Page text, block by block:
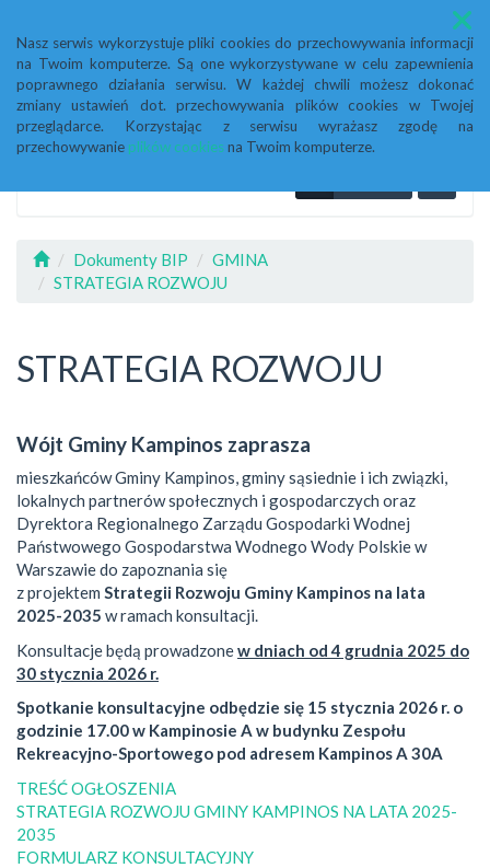
Nasz serwis wykorzystuje pliki cookies do przechowywania informacji
na Twoim komputerze. Są one wykorzystywane w celu zapewnienia
poprawnego działania serwisu. W każdej chwili możesz dokonać
zmiany ustawień dot. przechowywania plików cookies w Twojej
przeglądarce. Korzystając z serwisu wyrażasz zgodę na
przechowywanie plików cookiesna Twoim komputerze.
Menu
Dokumenty BIP
GMINA
STRATEGIA ROZWOJU
STRATEGIA ROZWOJU
Wójt Gminy Kampinos zaprasza
mieszkańców Gminy Kampinos, gminy sąsiednie i ich związki,
lokalnych partnerów społecznych i gospodarczych oraz
Dyrektora Regionalnego Zarządu Gospodarki Wodnej
Państwowego Gospodarstwa Wodnego Wody Polskie w
Warszawie do zapoznania się
z projektem Strategii Rozwoju Gminy Kampinos na lata
2025-2035 w ramach konsultacji.
Konsultacje będą prowadzonew dniach od 4 grudnia 2025 do
30 stycznia 2026 r.
Spotkanie konsultacyjne odbędzie się 15 stycznia 2026 r. o
godzinie 17.00w Kampinosie A w budynku Zespołu
Rekreacyjno-Sportowego pod adresem Kampinos A 30A
TREŚĆ OGŁOSZENIA
STRATEGIA ROZWOJU GMINY KAMPINOS NA LATA 2025-
2035
FORMULARZ KONSULTACYJNY